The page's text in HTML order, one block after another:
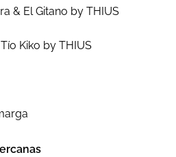
& El Gitano by THIUS
Kiko by THIUS